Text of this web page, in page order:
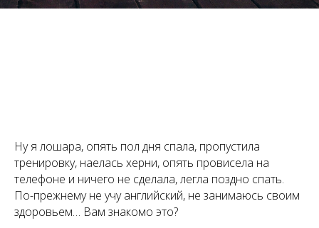
Ну я лошара, опять пол дня спала, пропустила
тренировку, наелась херни, опять провисела на
телефоне и ничего не сделала, легла поздно спать.
По-прежнему не учу английский, не занимаюсь своим
здоровьем… Вам знакомо это?